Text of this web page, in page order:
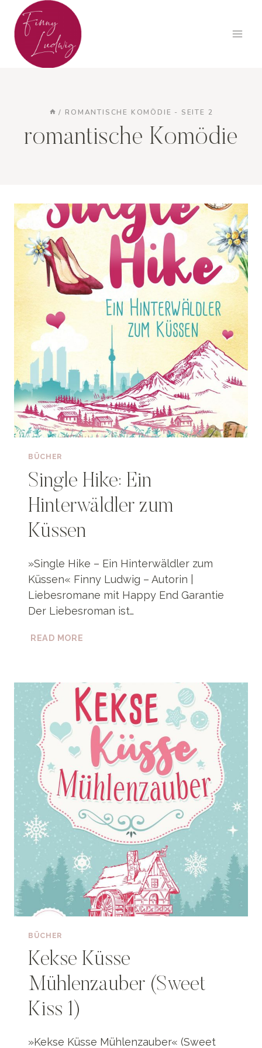
Inhalt
springen
/ ROMANTISCHE KOMÖDIE - SEITE 2
romantische Komödie
BÜCHER
Single Hike: Ein
Hinterwäldler zum
Küssen
»Single Hike – Ein Hinterwäldler zum
Küssen« Finny Ludwig – Autorin |
Liebesromane mit Happy End Garantie
Der Liebesroman ist…
READ MORE
ZUM
KÜSSEN
BÜCHER
Kekse Küsse
Mühlenzauber (Sweet
Kiss 1)
»Kekse Küsse Mühlenzauber« (Sweet